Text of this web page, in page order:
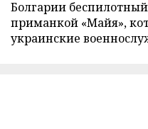
Болгарии
приманкой «Майя»,
украинские